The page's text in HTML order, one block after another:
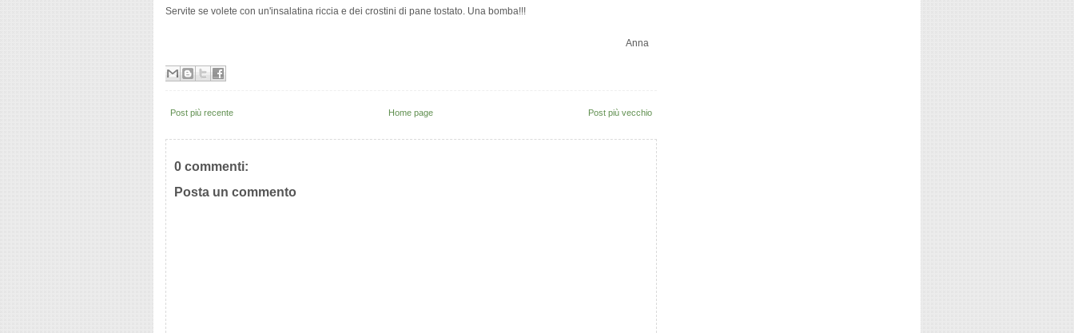
Servite se volete con un'insalatina riccia e dei crostini di pane tostato. Una bomba!!!
Anna
Post più recente Post più vecchio
Home page
0 commenti:
Posta un commento